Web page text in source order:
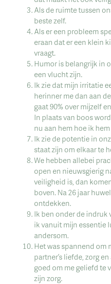
Als de ruimte tussen
beste zelf.
Als er een probleem
eraan dat er een klein
vraagt.
Humor is belangrijk in
een vlucht zijn.
Ik zie dat mijn irritatie
herinner me dan aan
gaat 90% over mijzelf
In plaats van boos
nu aan hem hoe ik
Ik zie de potentie in
staat zijn om elkaar te
We hebben allebei
open en nieuwsgierig
veiligheid is, dan
boven. Na 26 jaar
ontdekken.
Ik ben onder de indruk
ik vanuit mijn essentie
andersom.
Het was spannend om
partner’s liefde, zorg
goed om me geliefd te
zijn zorg.